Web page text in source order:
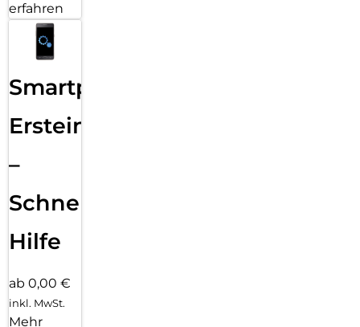
erfahren
Smartphone
Ersteinrichtung
–
Schnelle
Hilfe
ab 0,00 €
inkl. MwSt.
Mehr